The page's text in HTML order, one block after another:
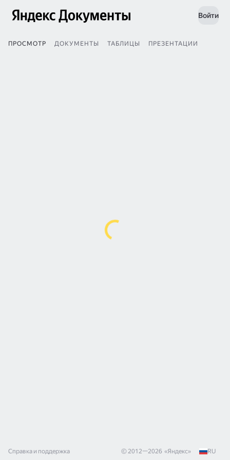
Войти
ПРОСМОТР ДОКУМЕНТЫ ТАБЛИЦЫ ПРЕЗЕНТАЦИИ
Справка и поддержка © 2012—2026 «Яндекс» RU